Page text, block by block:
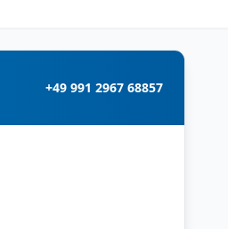
+49 991 2967 68857